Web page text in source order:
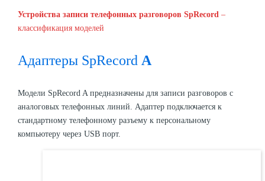
Устройства записи телефонных разговоров SpRecord –
классификация моделей
Адаптеры SpRecord A
Модели SpRecord A предназначены для записи разговоров с
аналоговых телефонных линий. Адаптер подключается к
стандартному телефонному разъему к персональному
компьютеру через USB порт.